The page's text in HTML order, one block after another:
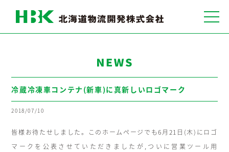
サイトマップ
冷蔵冷凍車コンテナ(新車)に真新しいロゴマーク
2018/07/10
皆様お待たせしました。このホームページでも6月21日(木)にロゴ
マークを公表させていただきましたが,ついに営業ツール用